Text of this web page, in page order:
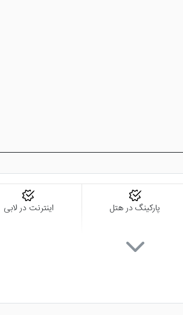
پارکینگ در هتل اینترنت در لابی